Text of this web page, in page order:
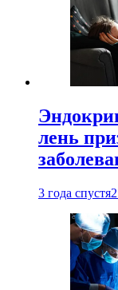
лень
3 года спустя